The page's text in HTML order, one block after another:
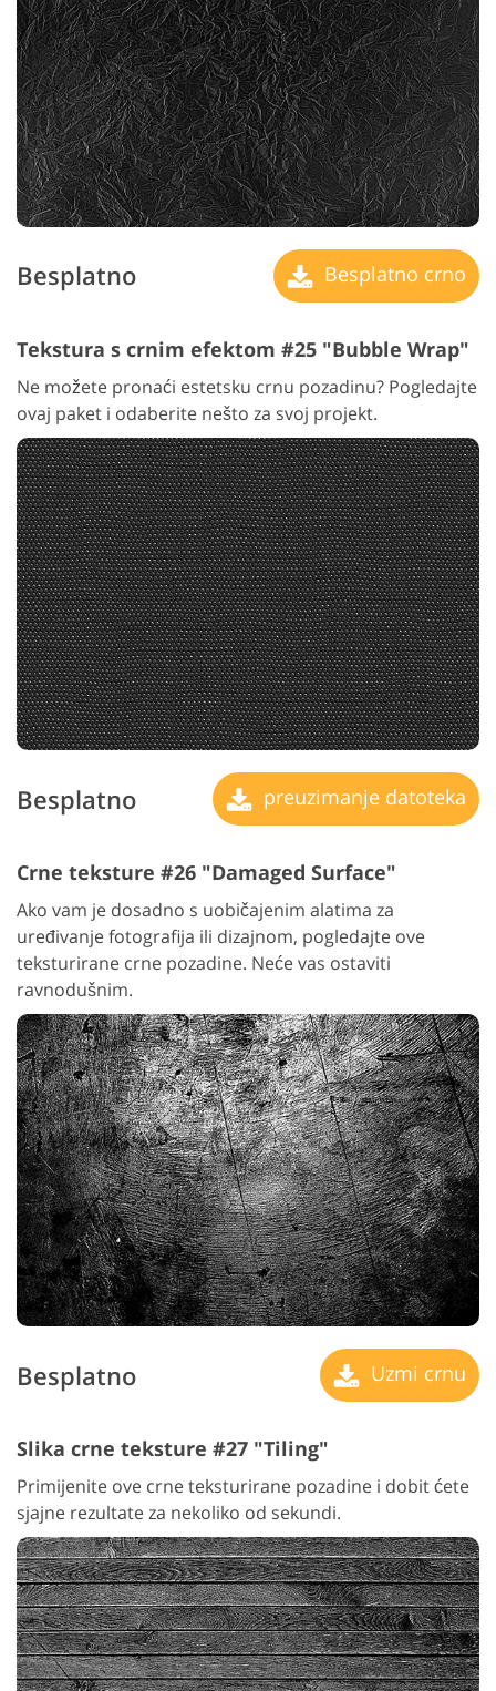
Besplatno Besplatno crno
Tekstura s crnim efektom #25 "Bubble Wrap"
Ne možete pronaći estetsku crnu pozadinu? Pogledajte
ovaj paket i odaberite nešto za svoj projekt.
Besplatno preuzimanje datoteka
Crne teksture #26 "Damaged Surface"
Ako vam je dosadno s uobičajenim alatima za
uređivanje fotografija ili dizajnom, pogledajte ove
teksturirane crne pozadine. Neće vas ostaviti
ravnodušnim.
Besplatno Uzmi crnu
Slika crne teksture #27 "Tiling"
Primijenite ove crne teksturirane pozadine i dobit ćete
sjajne rezultate za nekoliko od sekundi.